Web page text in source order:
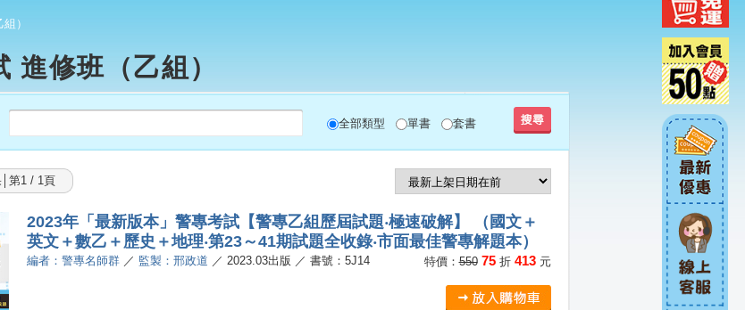
）
進修班（乙組）
全部類型 單書 套書
第1 / 1頁
2023年「最新版本」警專考試【警專乙組歷屆試題‧極速破解】 （國文＋
英文＋數乙＋歷史＋地理‧第23～41期試題全收錄‧市面最佳警專解題本）
編者：警專名師群／ 監製：邢政道 ／ 2023.03出版 ／ 書號：5J14 特價：55075折 413元